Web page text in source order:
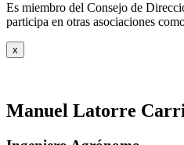
Es miembro del Consejo de
participa en otras asociaciones
x
Manuel Latorre